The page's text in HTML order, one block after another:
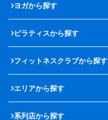
ヨガから探す
ピラティスから探す
フィットネスクラブから探す
エリアから探す
系列店から探す